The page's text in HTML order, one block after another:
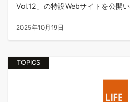
Vol.12」の特設Webサイトを公開い
2025年10月19日
TOPICS